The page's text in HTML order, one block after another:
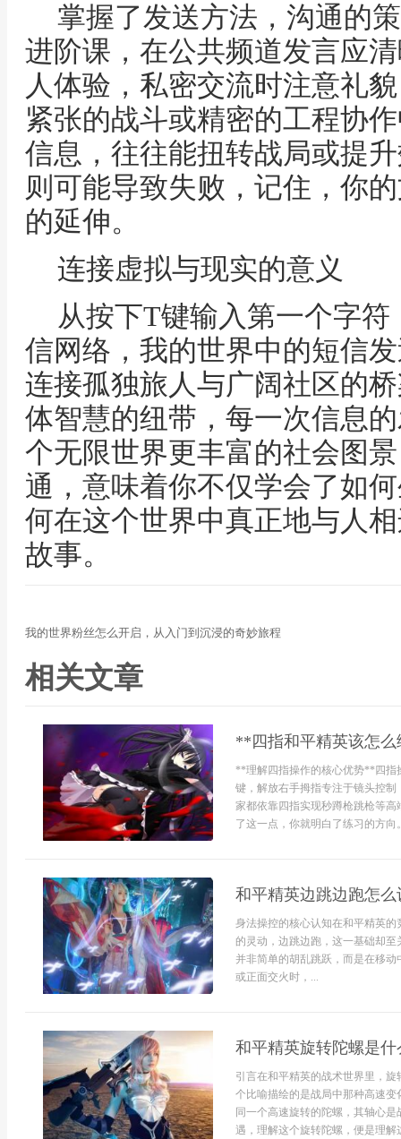
掌握了发送方法，沟通的
进阶课，在公共频道发言应
人体验，私密交流时注意礼
紧张的战斗或精密的工程协
信息，往往能扭转战局或提
则可能导致失败，记住，你
的延伸。
连接虚拟与现实的意义
从按下T键输入第一个字
信网络，我的世界中的短信
连接孤独旅人与广阔社区的
体智慧的纽带，每一次信息
个无限世界更丰富的社会图
通，意味着你不仅学会了如
何在这个世界中真正地与人
故事。
我的世界粉丝怎么开启，从入门到沉浸的奇妙旅程
相关文章
**四指和平精英该怎
**理解四指操作的核心优势**四指
键，解放右手拇指专注于镜头控
家都依靠四指实现秒蹲枪跳枪等
了这一点，你就明白了练习的方
和平精英边跳边跑怎
身法操控的核心认知在和平精英
的灵动，边跳边跑，这一基础却
并非简单的胡乱跳跃，而是在移
或正面交火时，...
和平精英旋转陀螺是
引言在和平精英的战术世界里，
个比喻描绘的是战局中那种高速
同一个高速旋转的陀螺，其轴心
遇，理解这个旋转陀螺，便是理解